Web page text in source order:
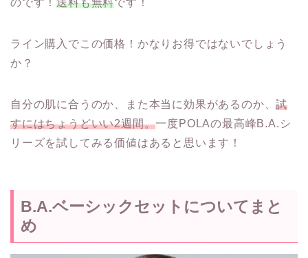
ライン購入でこの価格！かなりお得ではないでしょう
か？
自分の肌に合うのか、また本当に効果があるのか、試
すにはちょうどいい2週間。一度POLAの最高峰B.A.シ
リーズを試してみる価値はあると思います！
B.A.ベーシックセットについてまと
め